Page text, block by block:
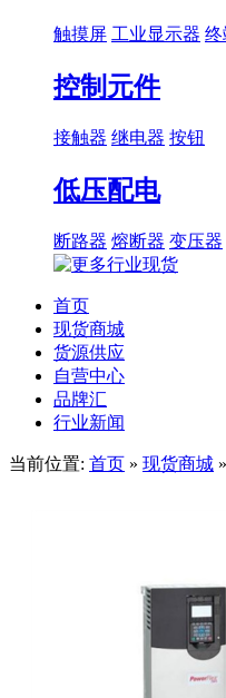
触摸屏 工业显示器 终
控制元件
接触器 继电器 按钮
低压配电
断路器 熔断器 变压器
首页
现货商城
货源供应
自营中心
品牌汇
行业新闻
当前位置: 首页 » 现货商城 »